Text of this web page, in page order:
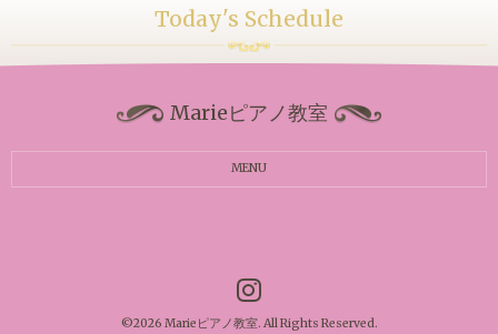
Today's Schedule
Marieピアノ教室
MENU
©2026 Marieピアノ教室. All Rights Reserved.